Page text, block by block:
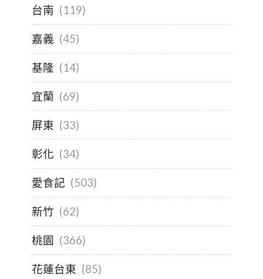
台南 (119)
嘉義 (45)
基隆 (14)
宜蘭 (69)
屏東 (33)
彰化 (34)
愛食記 (503)
新竹 (62)
桃園 (366)
花蓮台東 (85)